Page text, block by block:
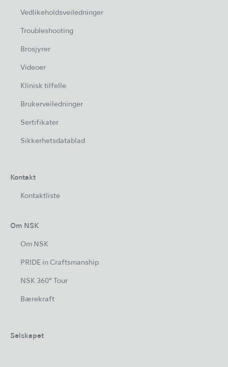
Vedlikeholdsveiledninger
Troubleshooting
Brosjyrer
Videoer
Klinisk tilfelle
Brukerveiledninger
Sertifikater
Sikkerhetsdatablad
Kontakt
Kontaktliste
Om NSK
Om NSK
PRIDE in Craftsmanship
NSK 360° Tour
Bærekraft
Selskapet